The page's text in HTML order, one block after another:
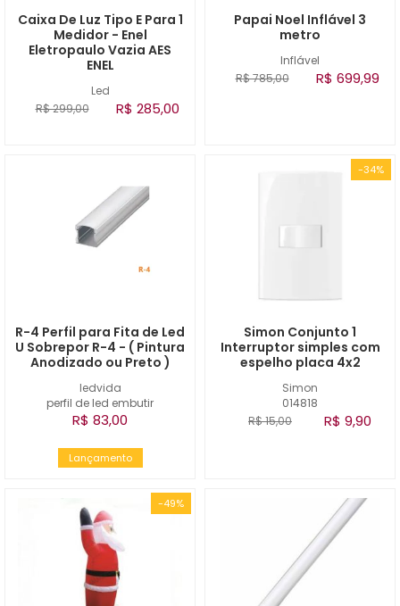
Led
Caixa De Luz Tipo E Para 1
Medidor - Enel
Eletropaulo Vazia AES
ENEL
R$ 299,00 R$ 285,00
Inflável
Papai Noel Inflável 3
metro
R$ 785,00 R$ 699,99
ledvida
perfil de led embutir
R-4 Perfil para Fita de Led
U Sobrepor R-4 - ( Pintura
Anodizado ou Preto )
R$ 83,00
Lançamento
-34%
Simon
014818
Simon Conjunto 1
Interruptor simples com
espelho placa 4x2
R$ 15,00 R$ 9,90
-49%